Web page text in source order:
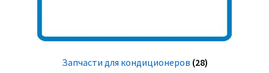
Запчасти для кондиционеров (28)